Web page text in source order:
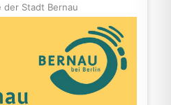
der Stadt Bernau